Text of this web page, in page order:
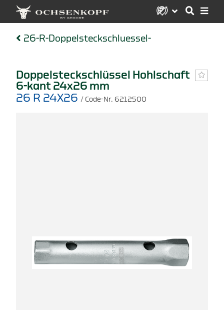
26-R-Doppelsteckschluessel-
Doppelsteckschlüssel Hohlschaft
6-kant 24x26 mm
26 R 24X26 / Code-Nr. 6212500